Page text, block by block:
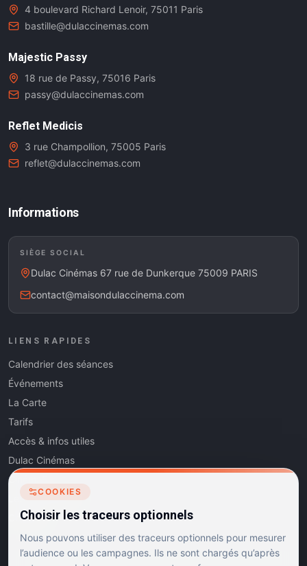
4 boulevard Richard Lenoir, 75011 Paris
bastille@dulaccinemas.com
Majestic Passy
18 rue de Passy, 75016 Paris
passy@dulaccinemas.com
Reflet Medicis
3 rue Champollion, 75005 Paris
reflet@dulaccinemas.com
Informations
SIÈGE SOCIAL
Dulac Cinémas 67 rue de Dunkerque 75009 PARIS
contact@maisondulaccinema.com
LIENS RAPIDES
Calendrier des séances
Événements
La Carte
Tarifs
Accès & infos utiles
Dulac Cinémas
Cinéma5
Les Dits de l'Art
Contact
COOKIES
Choisir les traceurs optionnels
Nous pouvons utiliser des traceurs optionnels pour mesurer
l’audience ou les campagnes. Ils ne sont chargés qu’après